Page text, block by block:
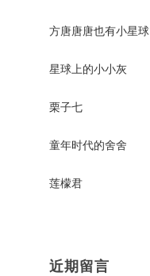
方唐唐唐也有小星球
星球上的小小灰
栗子七
童年时代的舍舍
莲檬君
近期留言